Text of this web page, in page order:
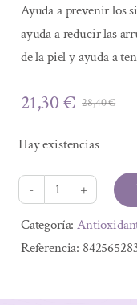
Ayuda a prevenir los
ayuda a reducir las
de la piel y ayuda a
28,40€El
21,30€
El
es:
Hay existencias
PIELESKIN
30
CAPSULAS
Alternative:
Categoría:
Referencia: